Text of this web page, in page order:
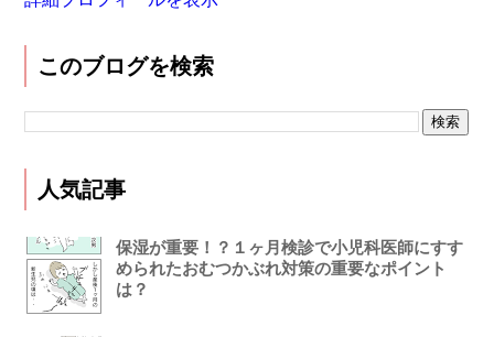
このブログを検索
人気記事
保湿が重要！？１ヶ月検診で小児科医師にすす
められたおむつかぶれ対策の重要なポイント
は？